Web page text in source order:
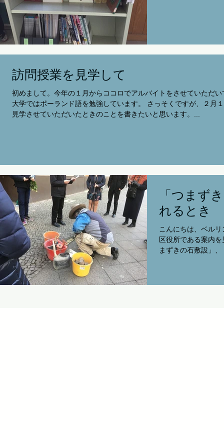
訪問授業を見学して
初めまして。今年の１月からココロでアルバイトをさせていただ
大学ではポーランド語を勉強しています。 さっそくですが、２月
見学させていただいたときのことを書きたいと思います。...
「つまず
れるとき
こんにちは、ベル
区役所である案内
まずきの石敷設」